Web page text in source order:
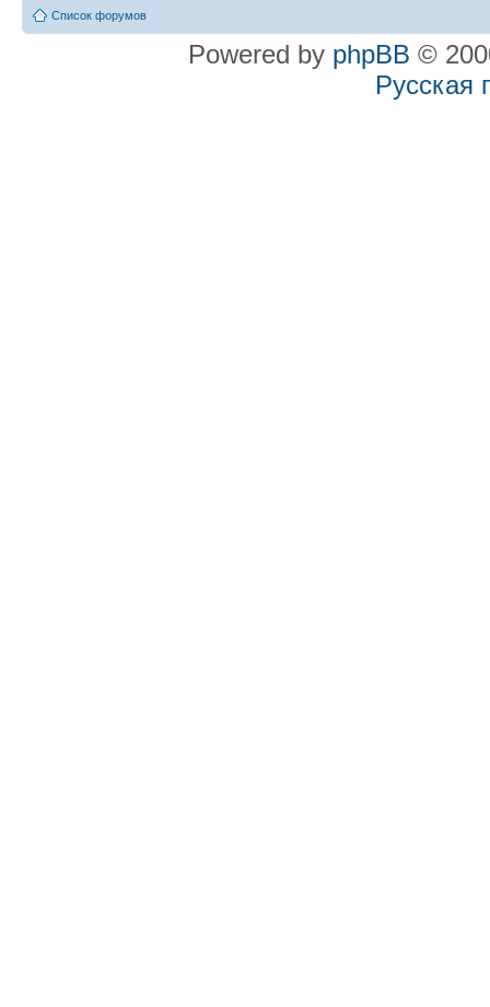
Список форумов
Powered by phpBB ©
Русская